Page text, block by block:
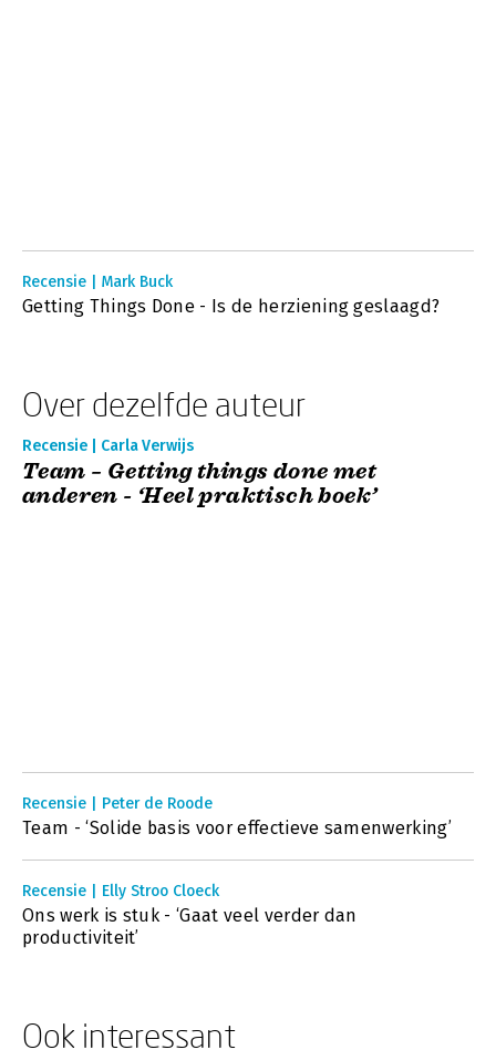
Recensie | Mark Buck
Getting Things Done - Is de herziening geslaagd?
Over dezelfde auteur
Recensie | Carla Verwijs
Team – Getting things done met
anderen - ‘Heel praktisch boek’
Recensie | Peter de Roode
Team - ‘Solide basis voor effectieve samenwerking’
Recensie | Elly Stroo Cloeck
Ons werk is stuk - ‘Gaat veel verder dan
productiviteit’
Ook interessant